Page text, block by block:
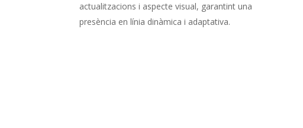
actualitzacions i aspecte visual, garantint una
presència en línia dinàmica i adaptativa.